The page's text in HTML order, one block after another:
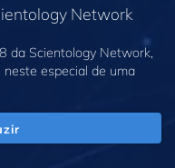
Network
da Scientology Network,
especial de uma